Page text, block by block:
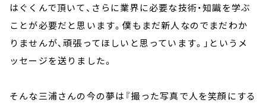
はぐくんで頂いて、さらに業界に必要な技術・知識を学ぶ
ことが必要だと思います。僕もまだ新人なのでまだわか
りませんが、頑張ってほしいと思っています。」というメ
ッセージを送りました。
そんな三浦さんの今の夢は『撮った写真で人を笑顔にする